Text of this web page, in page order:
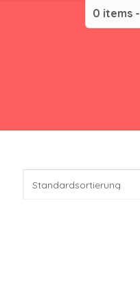
0 items -